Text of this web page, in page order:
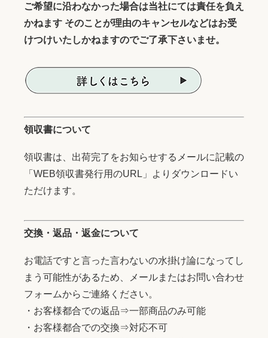
ご希望に沿わなかった場合は当社にては責任を負え
かねます そのことが理由のキャンセルなどはお受
けつけいたしかねますのでご了承下さいませ。
領収書について
領収書は、出荷完了をお知らせするメールに記載の
「WEB領収書発行用のURL」よりダウンロードい
ただけます。
交換・返品・返金について
お電話ですと言った言わないの水掛け論になってし
まう可能性があるため、メールまたはお問い合わせ
フォームからご連絡ください。
・お客様都合での返品⇒一部商品のみ可能
・お客様都合での交換⇒対応不可